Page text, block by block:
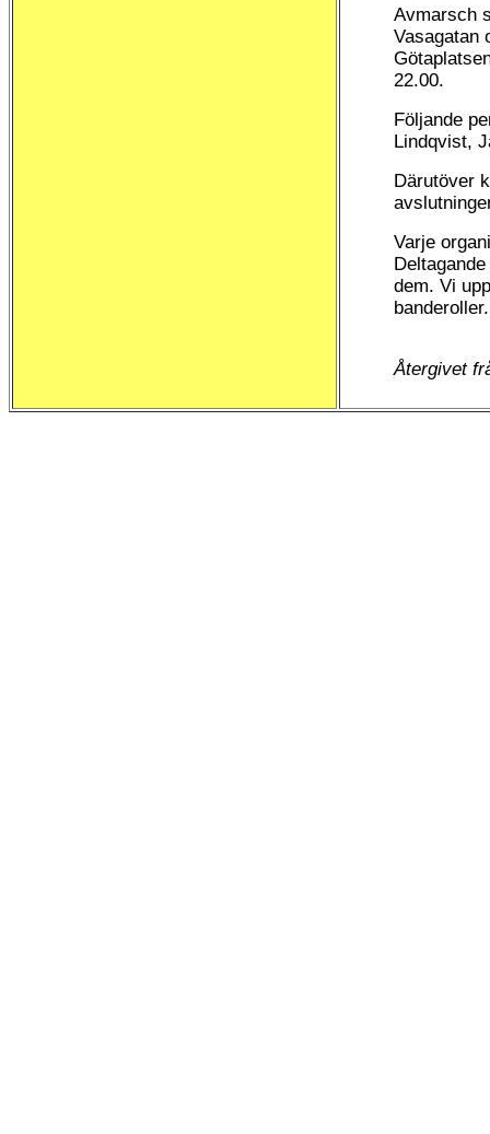
Avmarsch
Vasagatan
22.00.
Följande
Lindqvist,
Därutöver
Varje
dem. Vi
banderoller.
Återgivet